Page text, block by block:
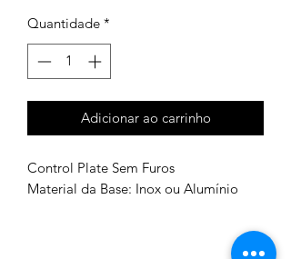
Quantidade *
Adicionar ao carrinho
Control Plate Sem Furos
Material da Base: Inox ou Alumínio